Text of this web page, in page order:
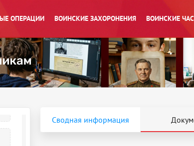
ОПЕРАЦИИ ВОИНСКИЕ ЗАХОРОНЕНИЯ ВОИНСКИЕ
Сводная информация